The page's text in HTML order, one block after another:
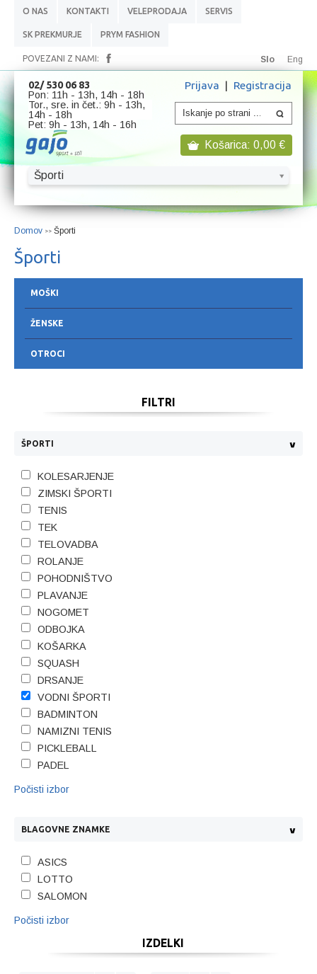
O NAS KONTAKTI VELEPRODAJA SERVIS
SK PREKMURJE PRYM FASHION
POVEZANI Z NAMI: Slo Eng
02/ 530 06 83
Pon: 11h - 13h, 14h - 18h
Tor., sre. in čet.: 9h - 13h,
14h - 18h
Pet: 9h - 13h, 14h - 16h
Prijava | Registracija
Košarica: 0,00 €
Športi
Domov >> Športi
Športi
MOŠKI
ŽENSKE
OTROCI
FILTRI
ŠPORTI
KOLESARJENJE
ZIMSKI ŠPORTI
TENIS
TEK
TELOVADBA
ROLANJE
POHODNIŠTVO
PLAVANJE
NOGOMET
ODBOJKA
KOŠARKA
SQUASH
DRSANJE
VODNI ŠPORTI
BADMINTON
NAMIZNI TENIS
PICKLEBALL
PADEL
Počisti izbor
BLAGOVNE ZNAMKE
ASICS
LOTTO
SALOMON
Počisti izbor
IZDELKI